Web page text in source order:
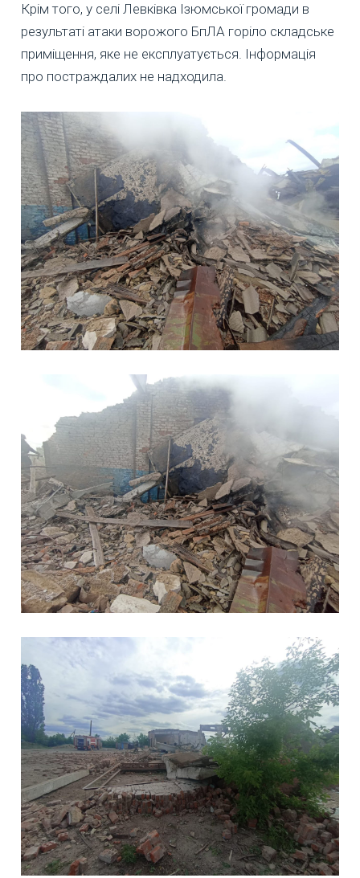
Крім того, у селі Левківка Ізюмської громади в
результаті атаки ворожого БпЛА горіло складське
приміщення, яке не експлуатується. Інформація
про постраждалих не надходила.